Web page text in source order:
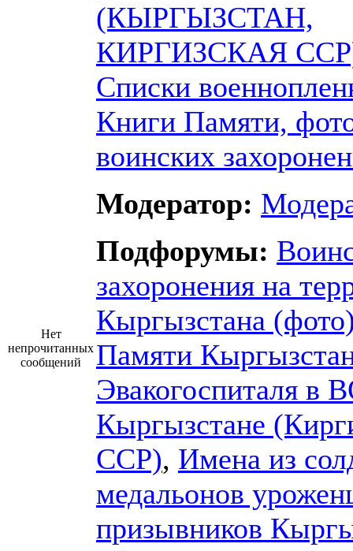
Нет
непрочитанных
сообщений
(КЫРГЫЗСТАН,
КИРГИЗСКАЯ
Списки
Книги Памяти,
воинских
Модератор:
Подфорумы:
захоронения на
Кыргызстана
Памяти
Эвакогоспиталя в
Кыргызстане
ССР), Имена из
медальонов
призывников